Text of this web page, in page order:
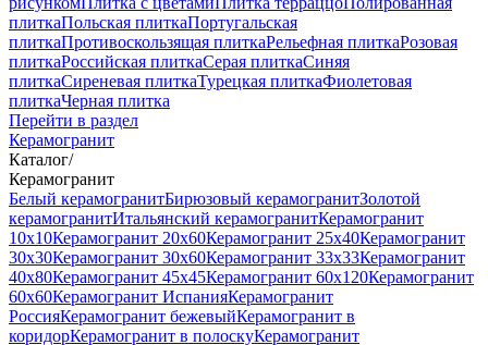
плиткаПольская плиткаПортугальская
плиткаПротивоскользящая плиткаРельефная плиткаРозовая
плиткаРоссийская плиткаСерая плиткаСиняя
плиткаСиреневая плиткаТурецкая плиткаФиолетовая
плиткаЧерная плитка
Перейти в раздел
Керамогранит
Каталог/
Керамогранит
Белый керамогранитБирюзовый керамогранитЗолотой
керамогранитИтальянский керамогранитКерамогранит
10x10Керамогранит 20x60Керамогранит 25x40Керамогранит
30x30Керамогранит 30x60Керамогранит 33x33Керамогранит
40x80Керамогранит 45x45Керамогранит 60x120Керамогранит
60x60Керамогранит ИспанияКерамогранит
РоссияКерамогранит бежевыйКерамогранит в
коридорКерамогранит в полоскуКерамогранит